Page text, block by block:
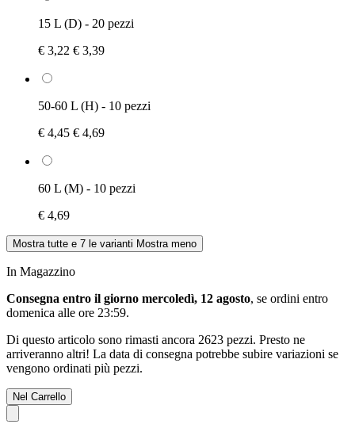
15 L (D) - 20 pezzi
€ 3,22 € 3,39
50-60 L (H) - 10 pezzi
€ 4,45 € 4,69
60 L (M) - 10 pezzi
€ 4,69
Mostra tutte e 7 le varianti Mostra meno
In Magazzino
Consegna entro il giorno mercoledì, 12 agosto, se ordini entro
domenica alle ore 23:59.
Di questo articolo sono rimasti ancora 2623 pezzi. Presto ne
arriveranno altri! La data di consegna potrebbe subire variazioni se
vengono ordinati più pezzi.
Nel Carrello